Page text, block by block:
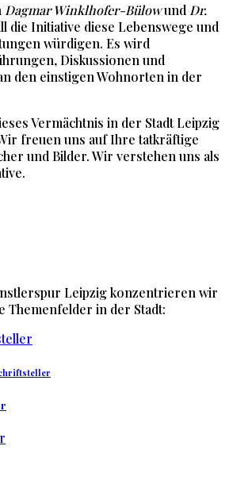
Dagmar Winklhofer-Bülowund Dr.
die Initiative diese Lebenswege und
würdigen. Es wird
Diskussionen und
den einstigen Wohnorten in der
Vermächtnis in der Stadt Leipzig
freuen uns auf Ihre tatkräftige
und Bilder. Wir verstehen uns als
Leipzig konzentrieren wir
Themenfelder in der Stadt: